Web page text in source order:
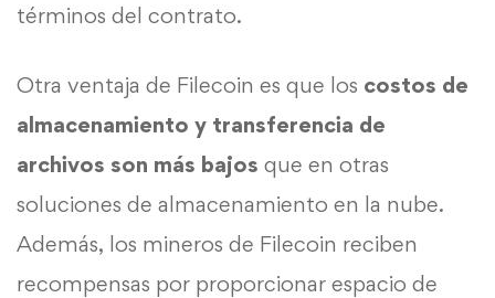
términos del contrato.
Otra ventaja de Filecoin es que los costos de
almacenamiento y transferencia de
archivos son más bajos que en otras
soluciones de almacenamiento en la nube.
Además, los mineros de Filecoin reciben
recompensas por proporcionar espacio de